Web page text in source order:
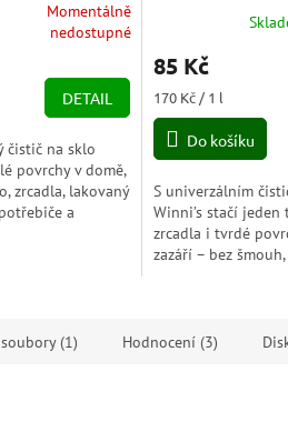
Momentálně
nedostupné
DETAIL
čistič na sklo
povrchy v domě,
zrcadla, lakovaný
a
Detergente
Spray 500ml
85 Kč
Měrná
cena:
170 Kč / 1 l
Do košíku
S univerzálním
Winni’s stačí jeden
zrcadla i tvrdé
zazáří – bez
(1) Hodnocení (3)